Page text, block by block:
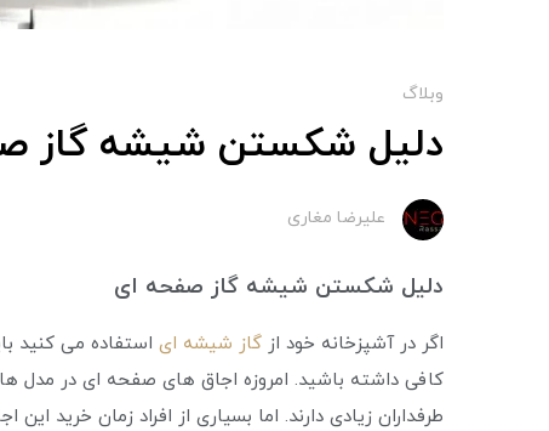
وبلاگ
دلیل شکستن شیشه گاز
علیرضا مغاری
دلیل شکستن شیشه گاز صفحه ای
اگر در آشپزخانه خود از گاز شیشه ای استفاده می کنید
کافی داشته باشید. امروزه اجاق های صفحه‌ ای در مدل
طرفداران زیادی دارند. اما بسیاری از افراد زمان خرید